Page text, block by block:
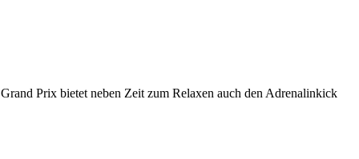
Prix bietet neben Zeit zum Relaxen auch den Adrenalinkick